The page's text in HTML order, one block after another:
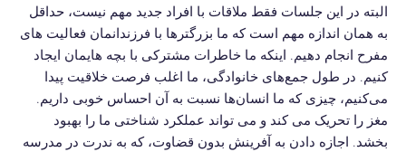
البته در این جلسات فقط ملاقات با افراد جدید مهم نیست، حداقل
به همان اندازه مهم است که ما بزرگترها با فرزندانمان فعالیت های
مفرح انجام دهیم. اینکه ما خاطرات مشترکی با بچه هایمان ایجاد
کنیم. در طول جمع‌های خانوادگی، ما اغلب فرصت خلاقیت پیدا
می‌کنیم، چیزی که ما انسان‌ها نسبت به آن احساس خوبی داریم.
مغز را تحریک می کند و می تواند عملکرد شناختی ما را بهبود
بخشد. اجازه دادن به آفرینش بدون قضاوت، که به ندرت در مدرسه